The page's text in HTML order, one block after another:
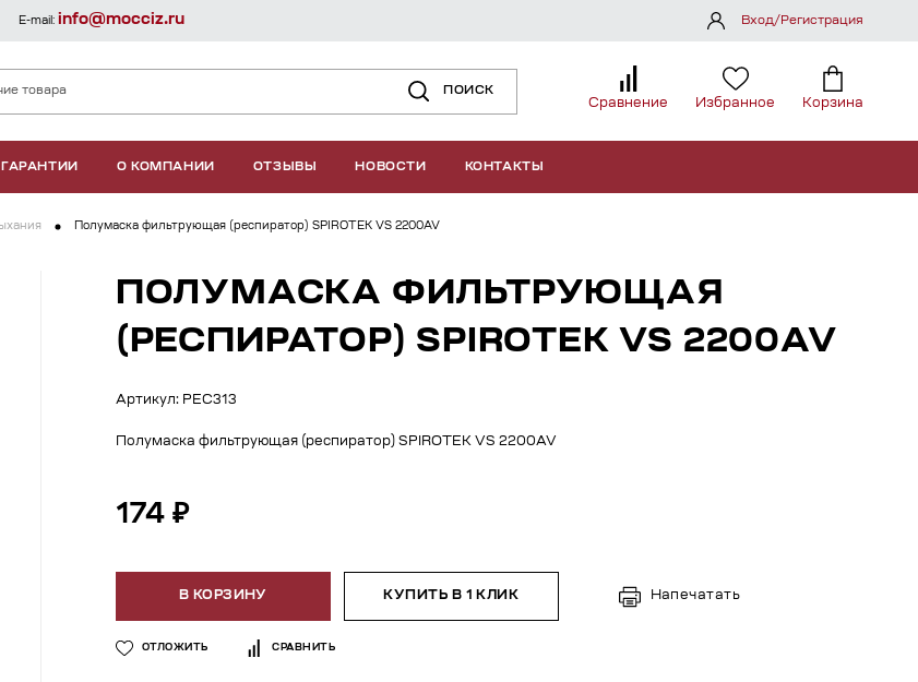
ПОИСК
Сравнение Избранное Корзина
ГАРАНТИИ О КОМПАНИИ ОТЗЫВЫ НОВОСТИ КОНТАКТЫ
E-mail: info@mocciz.ru Вход/Регистрация
Полумаска фильтрующая (респиратор) SPIROTEK VS 2200AV
ПОЛУМАСКА ФИЛЬТРУЮЩАЯ
(РЕСПИРАТОР) SPIROTEK VS 2200AV
Артикул: РЕС313
Полумаска фильтрующая (респиратор) SPIROTEK VS 2200AV
174 ₽
В КОРЗИНУ КУПИТЬ В 1 КЛИК Напечатать
ОТЛОЖИТЬ СРАВНИТЬ